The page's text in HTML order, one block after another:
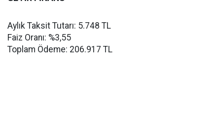
Aylık Taksit Tutarı: 5.748 TL
Faiz Oranı: %3,55
Toplam Ödeme: 206.917 TL